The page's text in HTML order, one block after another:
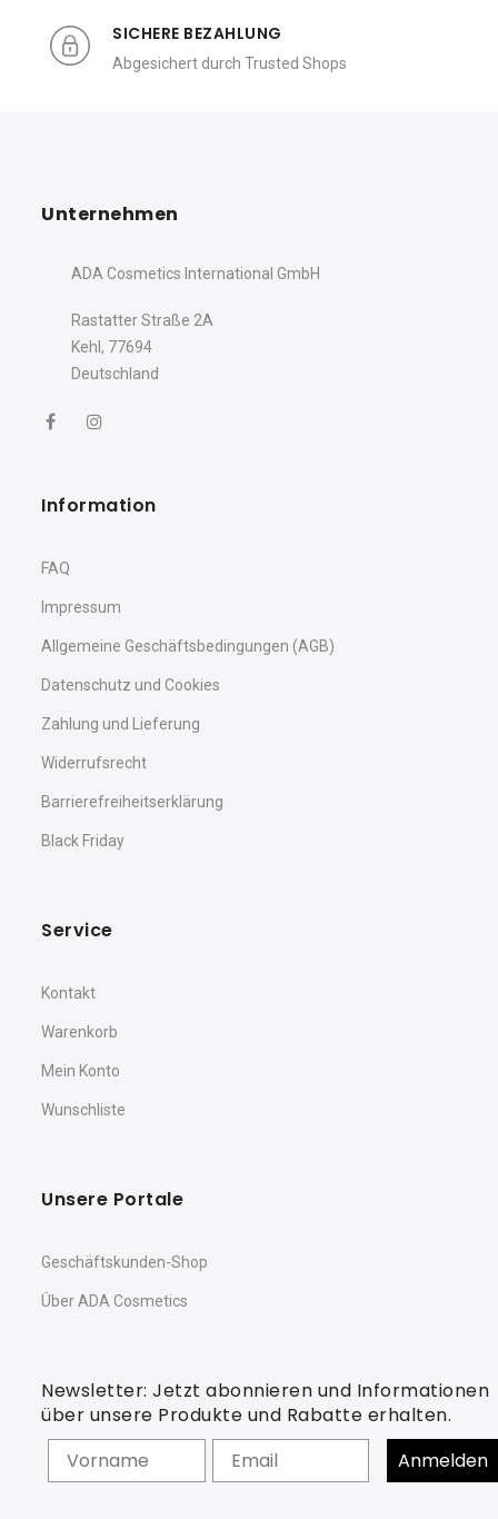
SICHERE BEZAHLUNG
Abgesichert durch Trusted Shops
Unternehmen
ADA Cosmetics International GmbH
Rastatter Straße 2A
Kehl, 77694
Deutschland
Information
FAQ
Impressum
Allgemeine Geschäftsbedingungen (AGB)
Datenschutz und Cookies
Zahlung und Lieferung
Widerrufsrecht
Barrierefreiheitserklärung
Black Friday
Service
Kontakt
Warenkorb
Mein Konto
Wunschliste
Unsere Portale
Geschäftskunden-Shop
Über ADA Cosmetics
Newsletter: Jetzt abonnieren und Informationen
über unsere Produkte und Rabatte erhalten.
Vorname
Anmelden